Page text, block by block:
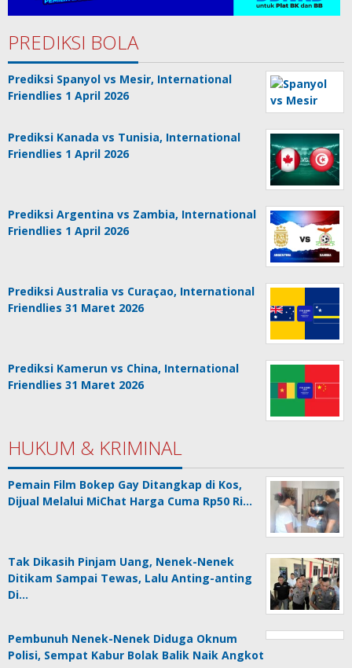
PREDIKSI BOLA
Prediksi Spanyol vs Mesir, International
Friendlies 1 April 2026
Prediksi Kanada vs Tunisia, International
Friendlies 1 April 2026
Prediksi Argentina vs Zambia, International
Friendlies 1 April 2026
Prediksi Australia vs Curaçao, International
Friendlies 31 Maret 2026
Prediksi Kamerun vs China, International
Friendlies 31 Maret 2026
HUKUM & KRIMINAL
Pemain Film Bokep Gay Ditangkap di Kos,
Dijual Melalui MiChat Harga Cuma Rp50 Ri…
Tak Dikasih Pinjam Uang, Nenek-Nenek
Ditikam Sampai Tewas, Lalu Anting-anting
Di…
Pembunuh Nenek-Nenek Diduga Oknum
Polisi, Sempat Kabur Bolak Balik Naik Angkot